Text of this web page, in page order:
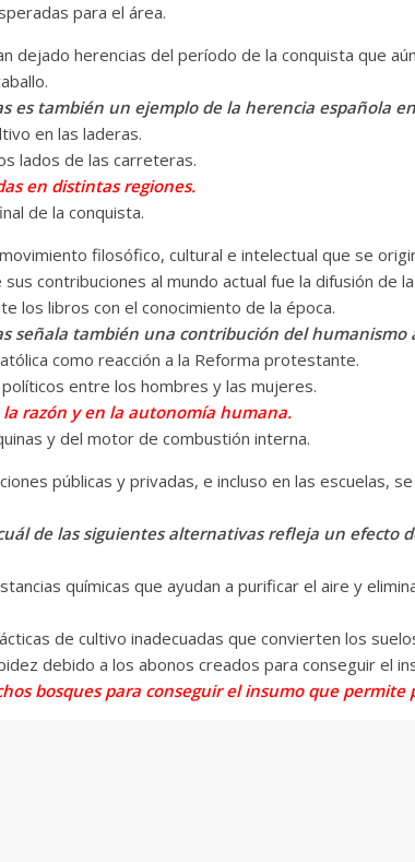
para el área.
dejado herencias del período de la conquista que
es también un ejemplo de la herencia española
en las laderas.
lados de las carreteras.
en distintas regiones.
de la conquista.
filosófico, cultural e intelectual que se
contribuciones al mundo actual fue la difusión de
los libros con el conocimiento de la época.
señala también una contribución del humanismo
como reacción a la Reforma protestante.
entre los hombres y las mujeres.
la razón y en la autonomía humana.
y del motor de combustión interna.
públicas y privadas, e incluso en las escuelas,
de las siguientes alternativas refleja un efecto
químicas que ayudan a purificar el aire y
de cultivo inadecuadas que convierten los
debido a los abonos creados para conseguir el
bosques para conseguir el insumo que permite